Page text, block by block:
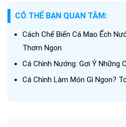
CÓ THỂ BẠN QUAN TÂM:
Cách Chế Biến Cá Mao Ếch
Thơm Ngon
Cá Chình Nướng: Gợi Ý Những
Cá Chình Làm Món Gì Ngon?